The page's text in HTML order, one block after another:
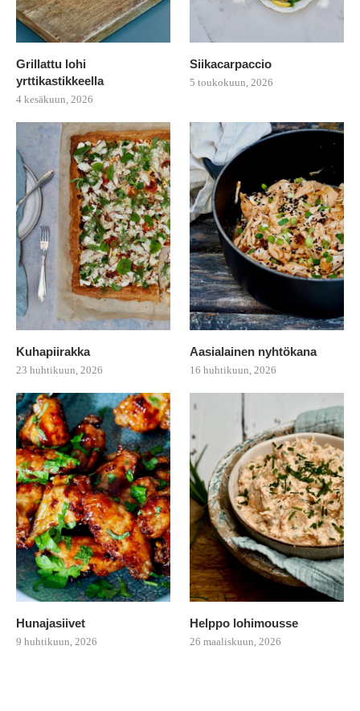
Grillattu lohi
yrttikastikkeella
4 kesäkuun, 2026
Siikacarpaccio
5 toukokuun, 2026
Kuhapiirakka
23 huhtikuun, 2026
Aasialainen nyhtökana
16 huhtikuun, 2026
Hunajasiivet
9 huhtikuun, 2026
Helppo lohimousse
26 maaliskuun, 2026